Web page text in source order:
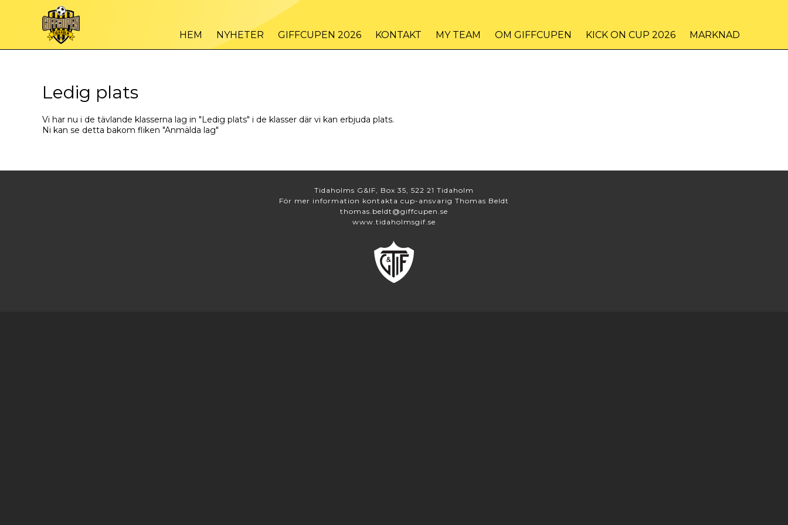
HEM NYHETER GIFFCUPEN 2026 KONTAKT MY TEAM OM GIFFCUPEN KICK ON CUP 2026 MARKNAD
Ledig plats
Vi har nu i de tävlande klasserna lag in "Ledig plats" i de klasser där vi kan erbjuda plats.
Ni kan se detta bakom fliken "Anmälda lag"
Tidaholms G&IF, Box 35, 522 21 Tidaholm
För mer information kontakta cup-ansvarig Thomas Beldt
thomas.beldt@giffcupen.se
www.tidaholmsgif.se